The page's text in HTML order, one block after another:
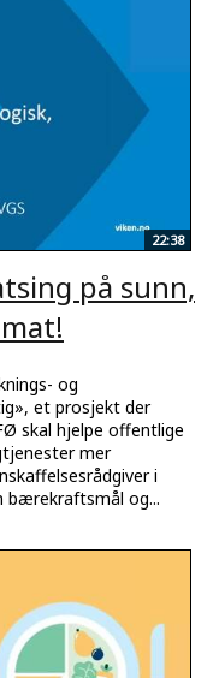
22:38
på sunn,
og
et prosjekt der
skal hjelpe offentlige
mer
i
bærekraftsmål og...